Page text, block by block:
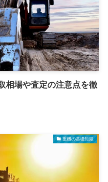
相場や査定の注意点を徹
重機の基礎知識